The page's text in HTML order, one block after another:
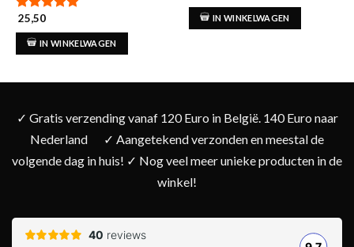
Gewaardeerd
5.00uit 5
25,50
IN WINKELWAGEN
IN WINKELWAGEN
✓ Gratis verzending vanaf 120 Euro in België. 140 Euro naar
Nederland
✓ Aangetekend verzonden en meestal de
volgende dag in huis! ✓ Nog veel meer unieke producten in de
winkel!